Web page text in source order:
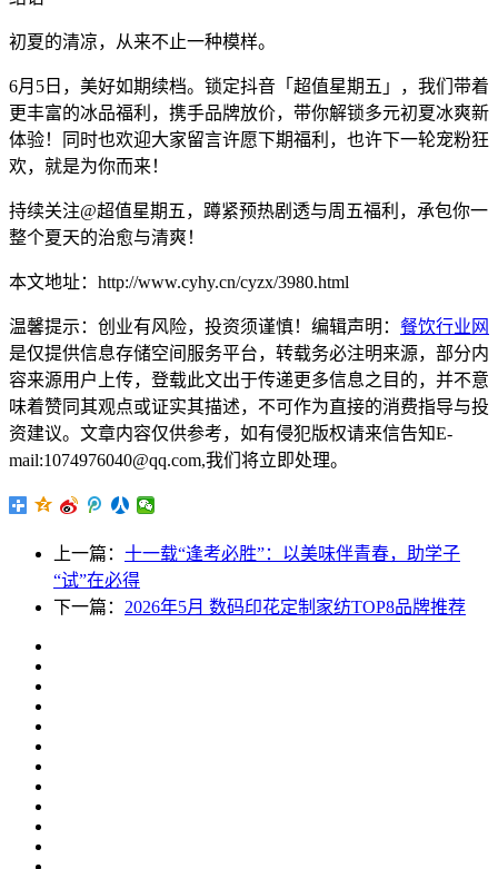
初夏的清凉，从来不止一种模样。
6月5日，美好如期续档。锁定抖音「超值星期五」，我们带着
更丰富的冰品福利，携手品牌放价，带你解锁多元初夏冰爽新
体验！同时也欢迎大家留言许愿下期福利，也许下一轮宠粉狂
欢，就是为你而来！
持续关注@超值星期五，蹲紧预热剧透与周五福利，承包你一
整个夏天的治愈与清爽！
本文地址：http://www.cyhy.cn/cyzx/3980.html
温馨提示：创业有风险，投资须谨慎！编辑声明： 餐饮行业网
是仅提供信息存储空间服务平台，转载务必注明来源，部分内
容来源用户上传，登载此文出于传递更多信息之目的，并不意
味着赞同其观点或证实其描述，不可作为直接的消费指导与投
资建议。文章内容仅供参考，如有侵犯版权请来信告知E-
mail:1074976040@qq.com,我们将立即处理。
上一篇： 十一载“逢考必胜”：以美味伴青春，助学子
“试”在必得
下一篇： 2026年5月 数码印花定制家纺TOP8品牌推荐